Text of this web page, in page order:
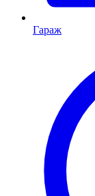
Гараж